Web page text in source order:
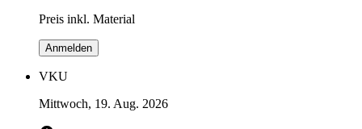
Preis inkl. Material
Anmelden
VKU
Mittwoch, 19. Aug. 2026